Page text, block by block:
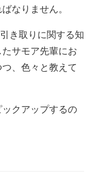
なりません。
き取りに関する知
サモア先輩にお
、色々と教えて
クアップするの